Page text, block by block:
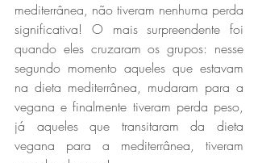
mediterrânea, não tiveram nenhuma perda
significativa! O mais surpreendente foi
quando eles cruzaram os grupos: nesse
segundo momento aqueles que estavam
na dieta mediterrânea, mudaram para a
vegana e finalmente tiveram perda peso,
já aqueles que transitaram da dieta
vegana para a mediterrânea, tiveram